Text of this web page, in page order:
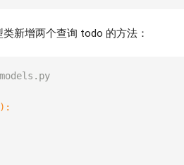
类新增两个查询 todo 的方法：
: